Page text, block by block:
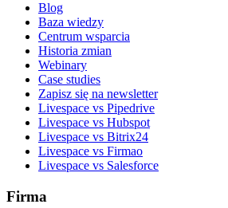
Blog
Baza wiedzy
Centrum wsparcia
Historia zmian
Webinary
Case studies
Zapisz się na newsletter
Livespace vs Pipedrive
Livespace vs Hubspot
Livespace vs Bitrix24
Livespace vs Firmao
Livespace vs Salesforce
Firma